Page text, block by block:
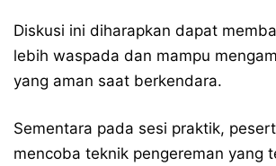
Diskusi ini diharapkan dapat
lebih waspada dan mampu
yang aman saat berkendara.
Sementara pada sesi praktik,
mencoba teknik pengereman yang